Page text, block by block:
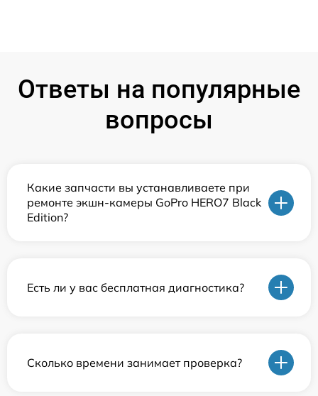
Ответы на популярные
вопросы
Какие запчасти вы устанавливаете при
ремонте экшн-камеры GoPro HERO7 Black
Edition?
Есть ли у вас бесплатная диагностика?
Сколько времени занимает проверка?